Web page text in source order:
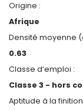
Origine :
Afrique
Densité moyenne
0.63
Classe d’emploi :
Classe 3 - hors
Aptitude à la finition